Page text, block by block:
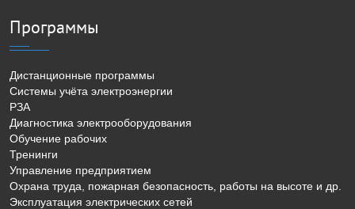
Программы
Дистанционные программы
Системы учёта электроэнергии
РЗА
Диагностика электрооборудования
Обучение рабочих
Тренинги
Управление предприятием
Охрана труда, пожарная безопасность, работы на высоте и др.
Эксплуатация электрических сетей